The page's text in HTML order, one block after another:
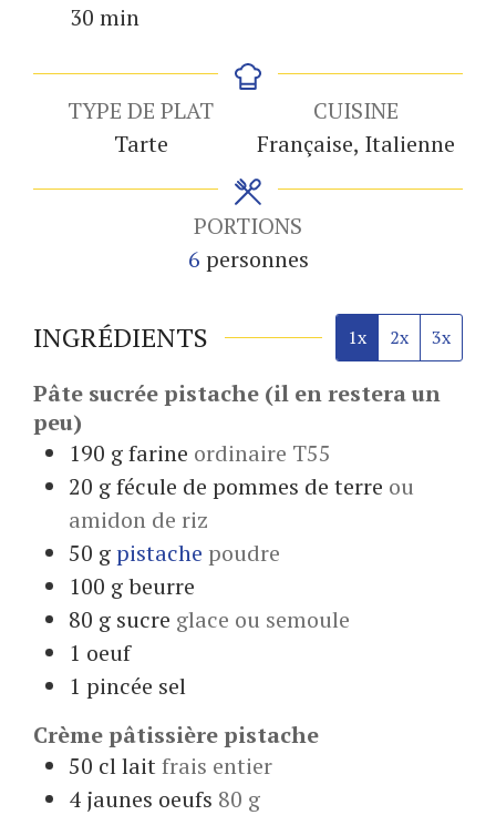
30 minutes
min
TYPE DE PLAT
Tarte
CUISINE
Française, Italienne
PORTIONS
6 personnes
INGRÉDIENTS 1x 2x 3x
Pâte sucrée pistache (il en restera un
peu)
190 gfarine ordinaire T55
20 gfécule de pommes de terre ou
amidon de riz
50 gpistache poudre
100 gbeurre
80 g sucre glace ou semoule
1 oeuf
1 pincée sel
Crème pâtissière pistache
50 cllaitfrais entier
4 jaunes oeufs 80 g